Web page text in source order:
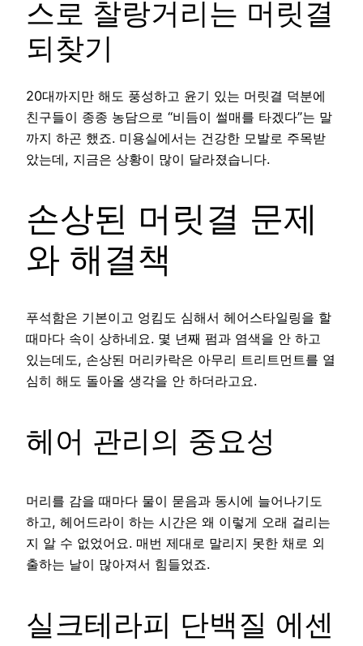
스로 찰랑거리는 머릿결
되찾기
20대까지만 해도 풍성하고 윤기 있는 머릿결 덕분에
친구들이 종종 농담으로 “비듬이 썰매를 타겠다”는 말
까지 하곤 했죠. 미용실에서는 건강한 모발로 주목받
았는데, 지금은 상황이 많이 달라졌습니다.
손상된 머릿결 문제
와 해결책
푸석함은 기본이고 엉킴도 심해서 헤어스타일링을 할
때마다 속이 상하네요. 몇 년째 펌과 염색을 안 하고
있는데도, 손상된 머리카락은 아무리 트리트먼트를 열
심히 해도 돌아올 생각을 안 하더라고요.
헤어 관리의 중요성
머리를 감을 때마다 물이 묻음과 동시에 늘어나기도
하고, 헤어드라이 하는 시간은 왜 이렇게 오래 걸리는
지 알 수 없었어요. 매번 제대로 말리지 못한 채로 외
출하는 날이 많아져서 힘들었죠.
실크테라피 단백질 에센